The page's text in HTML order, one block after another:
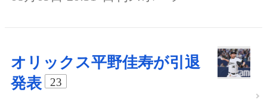
オリックス平野佳寿が引退
発表
23